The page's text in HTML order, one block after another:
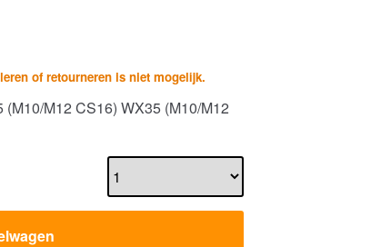
of retourneren is niet mogelijk.
M12 CS16) WX35 (M10/M12